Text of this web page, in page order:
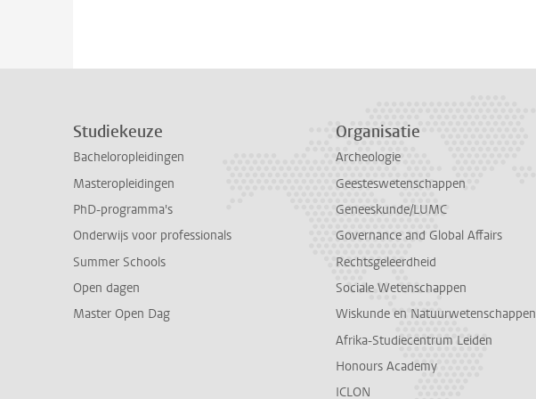
Studiekeuze
Bacheloropleidingen
Masteropleidingen
PhD-programma's
Onderwijs voor professionals
Summer Schools
Open dagen
Master Open Dag
Organisatie
Archeologie
Geesteswetenschappen
Geneeskunde/LUMC
Governance and Global Affairs
Rechtsgeleerdheid
Sociale Wetenschappen
Wiskunde en Natuurwetenschappen
Afrika-Studiecentrum Leiden
Honours Academy
ICLON